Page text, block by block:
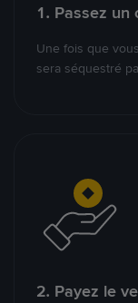
1. Passez un
Une fois que
sera séquestré
2. Payez le